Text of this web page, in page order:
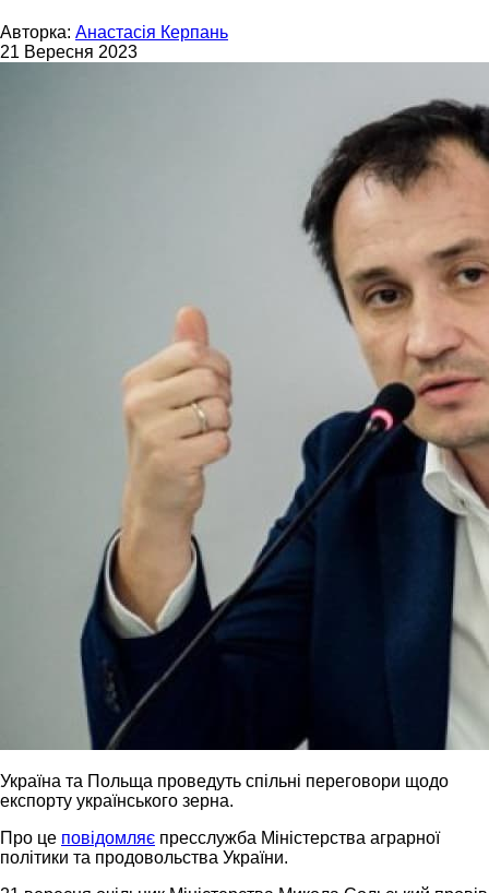
Авторка: Анастасія Керпань
21 Вересня 2023
Україна та Польща проведуть спільні переговори щодо
експорту українського зерна.
Про це повідомляє пресслужба Міністерства аграрної
політики та продовольства України.